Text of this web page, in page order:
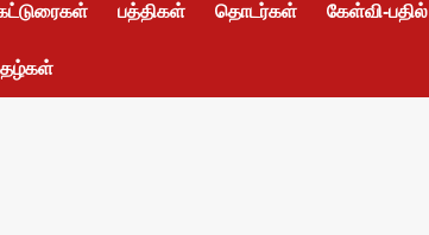
பத்திகள் தொடர்கள் கேள்வி-பதில்